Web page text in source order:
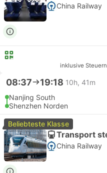
China Railway
inklusive Steuern
08:37 19:18 10h, 41m
Nanjing South
Shenzhen Norden
Beliebteste Klasse
China Railway